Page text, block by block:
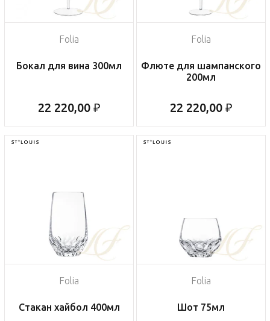
Folia
Бокал для вина 300мл
22 220,00 ₽
Folia
Флюте для шампанского
200мл
22 220,00 ₽
Folia
Стакан хайбол 400мл
Folia
Шот 75мл